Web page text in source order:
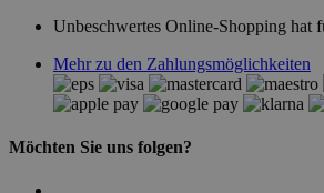
Unbeschwertes Online-Shopping hat
Mehr zu den Zahlungsmöglichkeiten
Möchten Sie uns folgen?